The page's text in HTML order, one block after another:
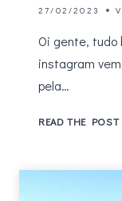
27/02/2023
Oi gente, tudo
instagram
pela…
READ THE POST